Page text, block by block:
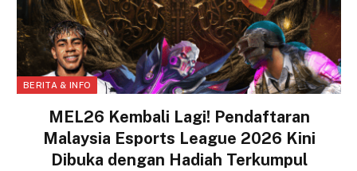
BERITA & INFO
MEL26 Kembali Lagi! Pendaftaran
Malaysia Esports League 2026 Kini
Dibuka dengan Hadiah Terkumpul